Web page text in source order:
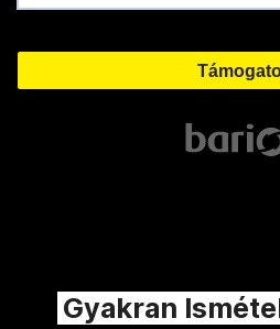
Gyakran